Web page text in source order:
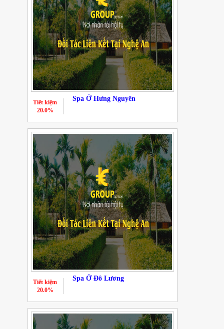
Spa Ở Hưng Nguyên
Tiết kiệm
20.0%
Spa Ở Đô Lương
Tiết kiệm
20.0%